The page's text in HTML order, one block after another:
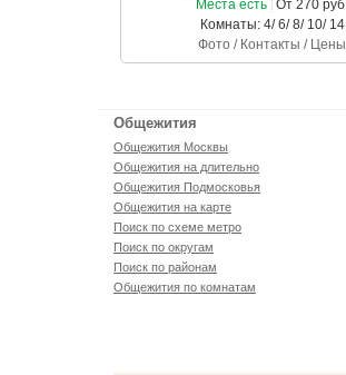
Места есть От 270
Комнаты: 4/ 6/ 8/ 10/ 14
Фото / Контакты / Цены
Общежития
Общежития Москвы
Общежития на длительно
Общежития Подмосковья
Общежития на карте
Поиск по схеме метро
Поиск по округам
Поиск по районам
Общежития по комнатам